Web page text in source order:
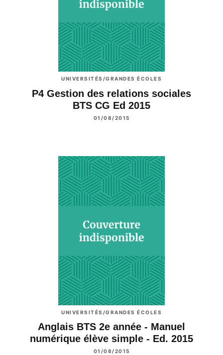
UNIVERSITÉS/GRANDES ÉCOLES
P4 Gestion des relations sociales
BTS CG Ed 2015
01/08/2015
UNIVERSITÉS/GRANDES ÉCOLES
Anglais BTS 2e année - Manuel
numérique élève simple - Ed. 2015
01/08/2015